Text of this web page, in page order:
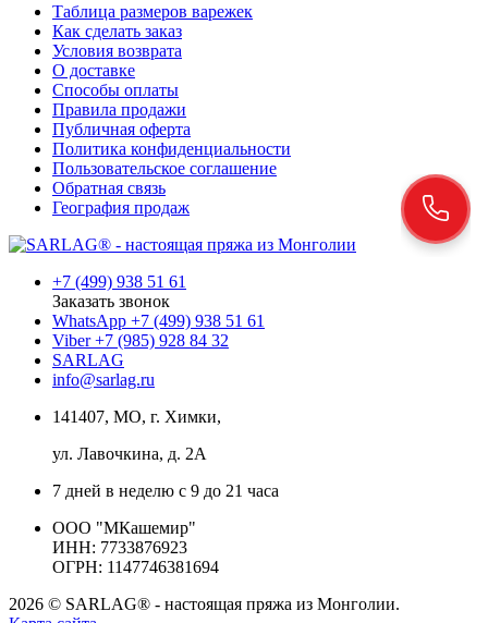
Таблица размеров варежек
Как сделать заказ
Условия возврата
О доставке
Способы оплаты
Правила продажи
Публичная оферта
Политика конфиденциальности
Пользовательское соглашение
Обратная связь
География продаж
+7 (499) 938 51 61
Заказать звонок
WhatsApp +7 (499) 938 51 61
Viber +7 (985) 928 84 32
SARLAG
info@sarlag.ru
141407, МО, г. Химки,
ул. Лавочкина, д. 2А
7 дней в неделю с 9 до 21 часа
ООО "МКашемир"
ИНН: 7733876923
ОГРН: 1147746381694
2026 © SARLAG® - настоящая пряжа из Монголии.